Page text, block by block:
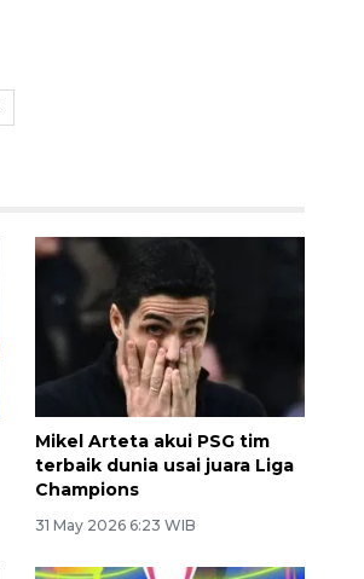
Mikel Arteta akui PSG tim
terbaik dunia usai juara Liga
Champions
31 May 2026 6:23 WIB